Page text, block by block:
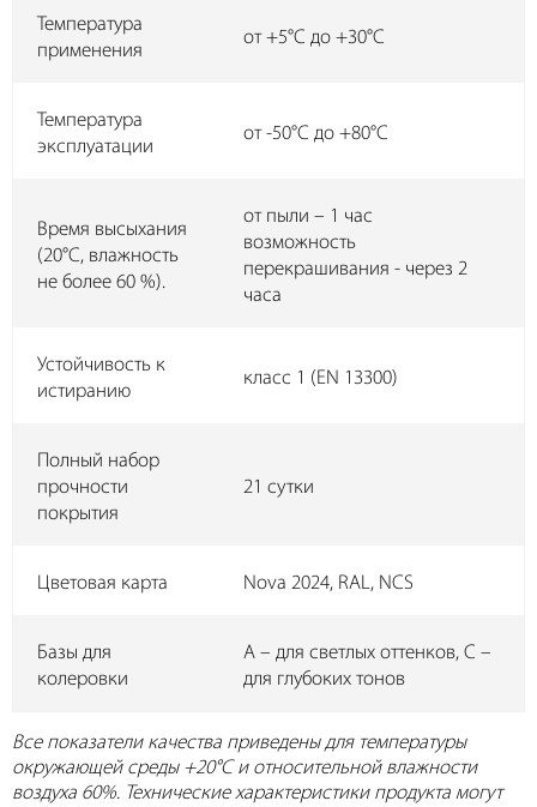
Температура
применения
от +5°C до +30°C
Температура
эксплуатации
от -50°C до +80°C
Время высыхания
(20°С, влажность
не более 60 %).
от пыли – 1 час
возможность
перекрашивания - через 2
часа
Устойчивость к
истиранию
класс 1 (EN 13300)
Полный набор
прочности
покрытия
21 сутки
Цветовая карта Nova 2024, RAL, NCS
Базы для
колеровки
А – для светлых оттенков, C –
для глубоких тонов
Все показатели качества приведены для температуры
окружающей среды +20°C и относительной влажности
воздуха 60%. Технические характеристики продукта могут